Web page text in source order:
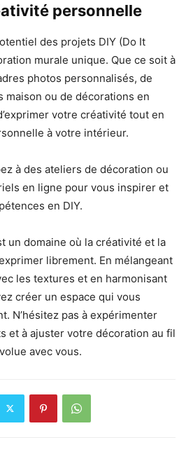
personnelle
des projets DIY (Do It
murale unique. Que ce soit à
photos personnalisés, de
maison ou de décorations en
votre créativité tout en
à votre intérieur.
à des ateliers de décoration ou
en ligne pour vous inspirer et
en DIY.
un domaine où la créativité et la
librement. En mélangeant
les textures et en harmonisant
créer un espace qui vous
N’hésitez pas à expérimenter
et à ajuster votre décoration au fil
avec vous.